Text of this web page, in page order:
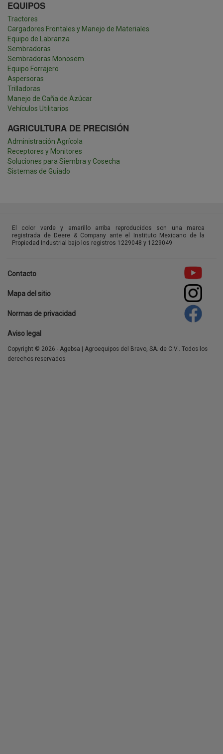
EQUIPOS
Tractores
Cargadores Frontales y Manejo de Materiales
Equipo de Labranza
Sembradoras
Sembradoras Monosem
Equipo Forrajero
Aspersoras
Trilladoras
Manejo de Caña de Azúcar
Vehículos Utilitarios
AGRICULTURA DE PRECISIÓN
Administración Agrícola
Receptores y Monitores
Soluciones para Siembra y Cosecha
Sistemas de Guiado
El color verde y amarillo arriba reproducidos son una marca
registrada de Deere & Company ante el Instituto Mexicano de la
Propiedad Industrial bajo los registros 1229048 y 1229049
Footer
menu
Contacto
Mapa del sitio
Normas de privacidad
Aviso legal
Copyright © 2026 - Agebsa | Agroequipos del Bravo, SA. de C.V.. Todos los
derechos reservados.